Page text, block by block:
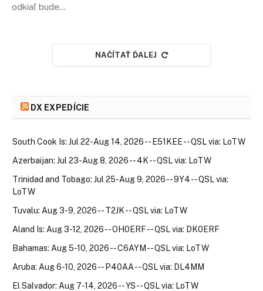
odkiaľ bude…
NAČÍTAŤ ĎALEJ
DX EXPEDÍCIE
South Cook Is: Jul 22-Aug 14, 2026 -- E51KEE -- QSL via: LoTW
Azerbaijan: Jul 23-Aug 8, 2026 -- 4K -- QSL via: LoTW
Trinidad and Tobago: Jul 25-Aug 9, 2026 -- 9Y4 -- QSL via:
LoTW
Tuvalu: Aug 3-9, 2026 -- T2JK -- QSL via: LoTW
Aland Is: Aug 3-12, 2026 -- OH0ERF -- QSL via: DK0ERF
Bahamas: Aug 5-10, 2026 -- C6AYM -- QSL via: LoTW
Aruba: Aug 6-10, 2026 -- P40AA -- QSL via: DL4MM
El Salvador: Aug 7-14, 2026 -- YS -- QSL via: LoTW